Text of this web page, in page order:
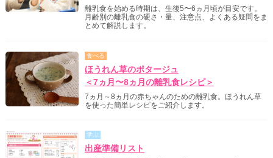
離乳食を始める時期は、生後5〜6ヵ月頃が目安です。
月齢別の離乳食の硬さ・量、注意点、よくある疑問をま
とめて解説します。
食べる
ほうれん草のポタージュ
＜7ヵ月〜8ヵ月の離乳食レシピ＞
7ヵ月～8ヵ月の赤ちゃんのための離乳食。ほうれん草
を使った簡単レシピをご紹介します。
学ぶ
出産準備リスト